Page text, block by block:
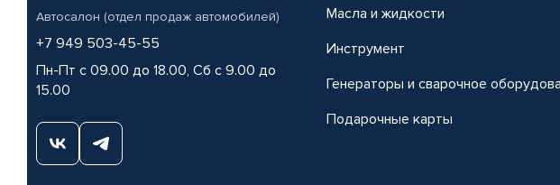
Автосалон (отдел продаж автомобилей)
+7 949 503-45-55
Пн-Пт с 09.00 до 18.00, Сб с 9.00 до
15.00
Масла и жидкости
Инструмент
Генераторы и сварочное
Подарочные карты